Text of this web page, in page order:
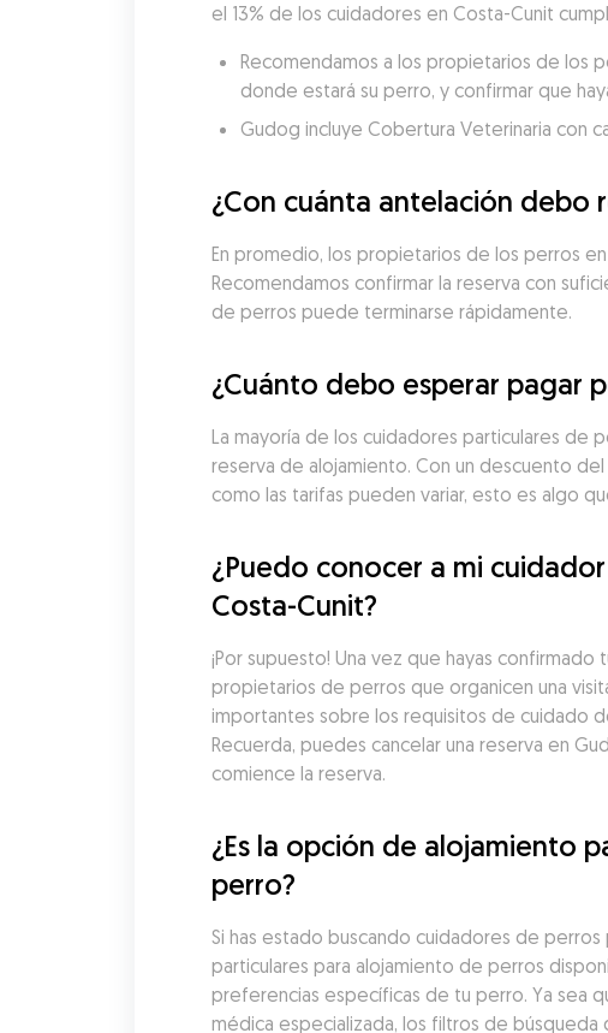
el 13% de los cuidadores en Costa-Cunit
Recomendamos a los propietarios de los
donde estará su perro, y confirmar que
Gudog incluye Cobertura Veterinaria con
¿Con cuánta antelación debo
En promedio, los propietarios de los perros
Recomendamos confirmar la reserva con
de perros puede terminarse rápidamente.
¿Cuánto debo esperar pagar
La mayoría de los cuidadores particulares de
reserva de alojamiento. Con un descuento
como las tarifas pueden variar, esto es algo
¿Puedo conocer a mi
Costa-Cunit?
¡Por supuesto! Una vez que hayas
propietarios de perros que organicen una
importantes sobre los requisitos de cuidado
Recuerda, puedes cancelar una reserva en
comience la reserva.
¿Es la opción de alojamiento
perro?
Si has estado buscando cuidadores de
particulares para alojamiento de perros
preferencias específicas de tu perro. Ya sea
médica especializada, los filtros de